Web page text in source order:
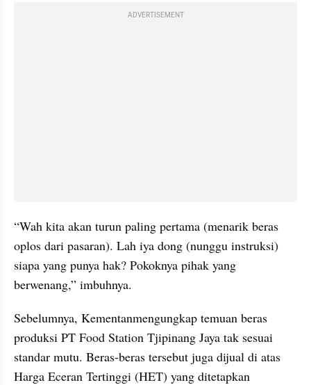
ADVERTISEMENT
“Wah kita akan turun paling pertama (menarik beras
oplos dari pasaran). Lah iya dong (nunggu instruksi)
siapa yang punya hak? Pokoknya pihak yang
berwenang,” imbuhnya.
Sebelumnya, Kementanmengungkap temuan beras
produksi PT Food Station Tjipinang Jaya tak sesuai
standar mutu. Beras-beras tersebut juga dijual di atas
Harga Eceran Tertinggi (HET) yang ditetapkan